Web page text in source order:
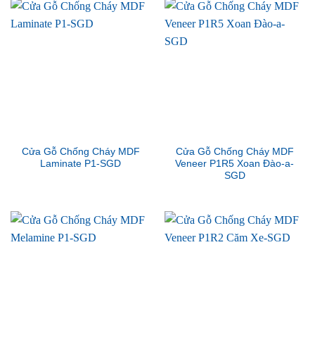
Cửa Gỗ Chống Cháy MDF
Laminate P1-SGD
Cửa Gỗ Chống Cháy MDF
Veneer P1R5 Xoan Đào-a-
SGD